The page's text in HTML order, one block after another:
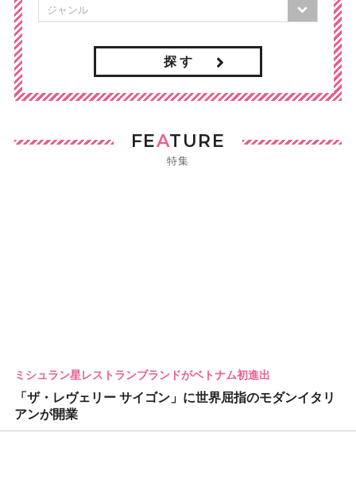
探 す
FEATURE
特集
ミシュラン星レストランブランドがベトナム初進出
「ザ・レヴェリー サイゴン」に世界屈指のモダンイタリ
アンが開業